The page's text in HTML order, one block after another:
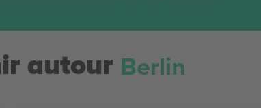
autour Berlin